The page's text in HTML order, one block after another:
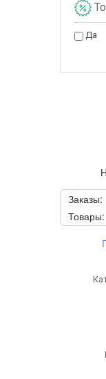
Да
Заказы:
Товары: